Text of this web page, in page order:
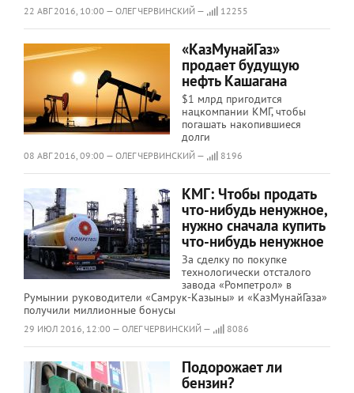
22 АВГ 2016, 10:00 — ОЛЕГ ЧЕРВИНСКИЙ — 12255
«КазМунайГаз»
продает будущую
нефть Кашагана
$1 млрд пригодится
нацкомпании КМГ, чтобы
погашать накопившиеся
долги
08 АВГ 2016, 09:00 — ОЛЕГ ЧЕРВИНСКИЙ — 8196
КМГ: Чтобы продать
что-нибудь ненужное,
нужно сначала купить
что-нибудь ненужное
За сделку по покупке
технологически отсталого
завода «Ромпетрол» в
Румынии руководители «Самрук-Казыны» и «КазМунайГаза»
получили миллионные бонусы
29 ИЮЛ 2016, 12:00 — ОЛЕГ ЧЕРВИНСКИЙ — 8086
Подорожает ли
бензин?